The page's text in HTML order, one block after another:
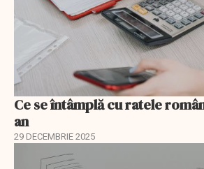
Ce se întâmplă cu ratele
an
29 DECEMBRIE 2025